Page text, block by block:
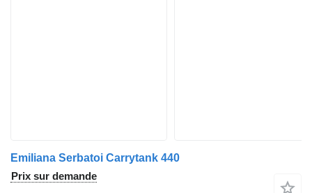
Emiliana Serbatoi Carrytank 440
Prix sur demande